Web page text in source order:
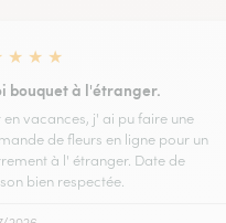
★ ★ ★
bouquet à l'étranger.
en vacances, j' ai pu faire une
de fleurs en ligne pour un
à l' étranger. Date de
bien respectée.